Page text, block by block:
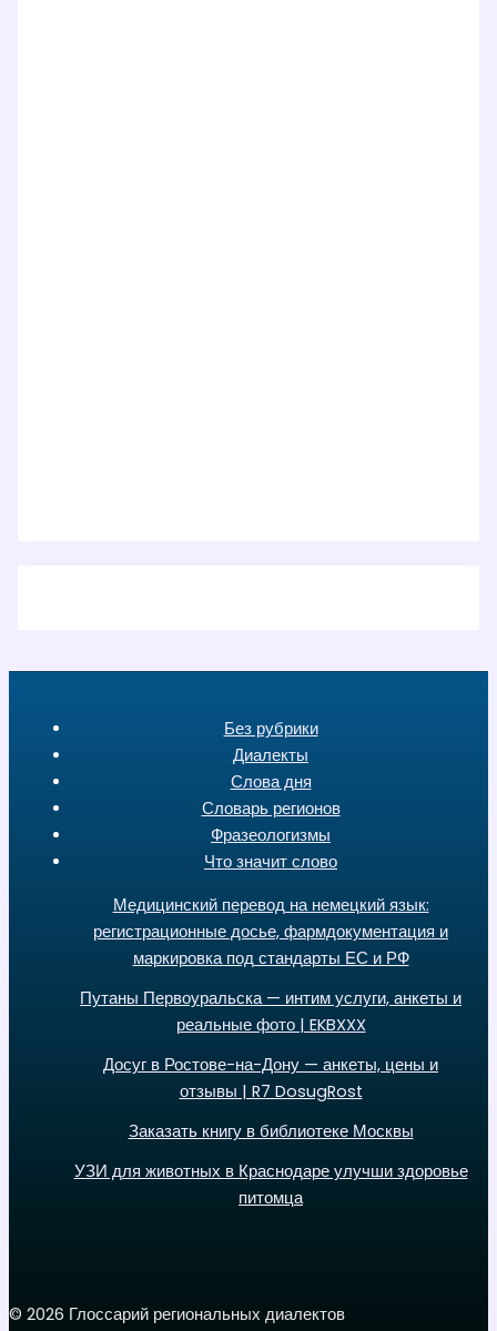
Без рубрики
Диалекты
Слова дня
Словарь регионов
Фразеологизмы
Что значит слово
Медицинский перевод на немецкий язык:
регистрационные досье, фармдокументация и
маркировка под стандарты ЕС и РФ
Путаны Первоуральска — интим услуги, анкеты и
реальные фото | EKBXXX
Досуг в Ростове-на-Дону — анкеты, цены и
отзывы | R7 DosugRost
Заказать книгу в библиотеке Москвы
УЗИ для животных в Краснодаре улучши здоровье
питомца
© 2026 Глоссарий региональных диалектов